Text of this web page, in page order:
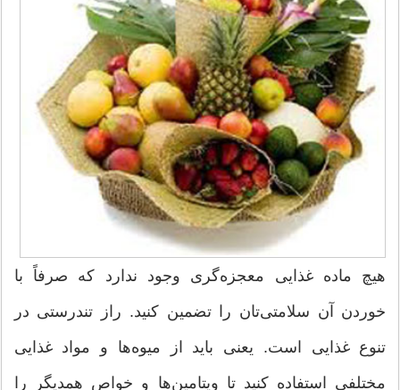
هیچ ماده‌ غذایی معجزه‌گری وجود ندارد که صرفاً با
خوردن آن سلامتی‌تان را تضمین کنید. راز تندرستی در
تنوع غذایی است. یعنی باید از میوه‌ها و مواد غذایی
مختلفی استفاده کنید تا ویتامین‌ها و خواص همدیگر را